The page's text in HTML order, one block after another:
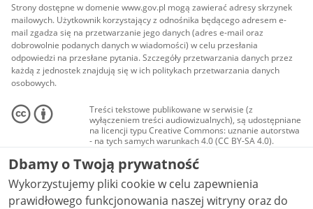
Strony dostępne w domenie www.gov.pl mogą zawierać adresy skrzynek
mailowych. Użytkownik korzystający z odnośnika będącego adresem e-
mail zgadza się na przetwarzanie jego danych (adres e-mail oraz
dobrowolnie podanych danych w wiadomości) w celu przesłania
odpowiedzi na przesłane pytania. Szczegóły przetwarzania danych przez
każdą z jednostek znajdują się w ich politykach przetwarzania danych
osobowych.
Treści tekstowe publikowane w serwisie (z
wyłączeniem treści audiowizualnych), są udostępniane
na licencji typu Creative Commons: uznanie autorstwa
- na tych samych warunkach 4.0 (CC BY-SA 4.0).
Materiały audiowizualne, w tym zdjęcia, materiały
audio i wideo, są udostępniane na licencji typu
Creative Commons: uznanie autorstwa użycie
niekomercyjne - bez utworów zależnych 4.0 (CC BY-
NC-ND 4.0), o ile nie jest to stwierdzone inaczej.
Dbamy o Twoją prywatność
Wykorzystujemy pliki cookie w celu zapewnienia
prawidłowego funkcjonowania naszej witryny oraz do